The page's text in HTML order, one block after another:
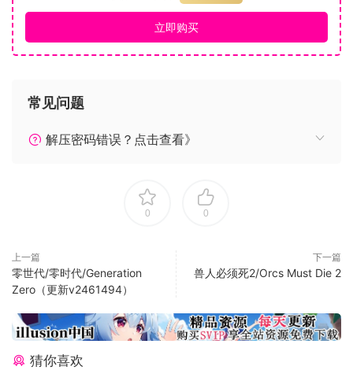
如果嫌游戏内容还不够的话，洞窟开拓者内置了足够多的挑战
供游戏老鸟们尝试。完成这些挑战将会奖励新物品、新武器，
以及新职业！
立即购买
常见问题
解压密码错误？点击查看》
0 0
上一篇
零世代/零时代/Generation
Zero（更新v2461494）
下一篇
兽人必须死2/Orcs Must Die 2
猜你喜欢